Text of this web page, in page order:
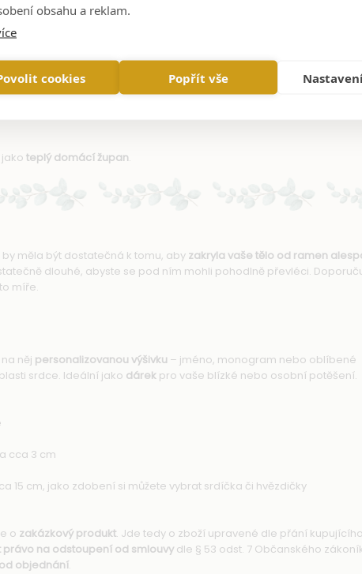
obsahu a reklam.
cookies Popřít vše
sluncem a větrem
pohodlný úkryt
jako teplý domácí župan.
by měla být dostatečná k tomu, aby zakryla vaše tělo od ramen
dlouhé, abyste se pod ním mohli pohodlně převléci.
míře.
něj personalizovanou výšivku – jméno, monogram nebo oblíbené
srdce. Ideální jako dárek pro vaše blízké nebo osobní potěšení.
cca 3 cm
15 cm, jako zdobení si můžete vybrat srdíčka či hvězdičky
o zakázkový produkt. Jde tedy o zboží upravené dle přání kupujícího
právo na odstoupení od smlouvy dle § 53 odst. 7 Občanského
objednání.